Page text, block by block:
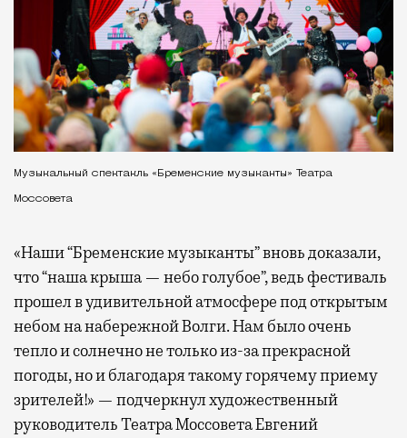
Музыкальный спектакль «Бременские музыканты» Театра
Моссовета
«Наши “Бременские музыканты” вновь доказали,
что “наша крыша — небо голубое”, ведь фестиваль
прошел в удивительной атмосфере под открытым
небом на набережной Волги. Нам было очень
тепло и солнечно не только из-за прекрасной
погоды, но и благодаря такому горячему приему
зрителей!» — подчеркнул художественный
руководитель Театра Моссовета Евгений